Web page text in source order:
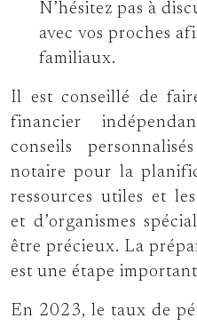
N’hésitez pas à
avec vos proches
familiaux.
Il est conseillé de
financier
conseils
notaire pour la
ressources utiles et
et d’organismes
être précieux. La
est une étape
En 2023, le taux de